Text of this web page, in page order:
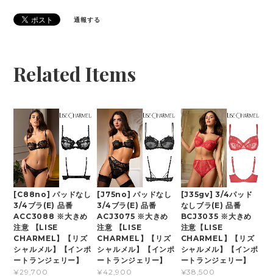
通報する
Related Items
[C88no] パッドなし
3/4ブラ(E) 品番
ACC3088 ※大きめ
注意 【LISE
CHARMEL】【リズ
シャルメル】【インポ
ートランジェリー】
¥29,700
[J75no] パッドなし
3/4ブラ(E) 品番
ACJ3075 ※大きめ
注意 【LISE
CHARMEL】【リズ
シャルメル】【インポ
ートランジェリー】
¥42,900
[J35gv] 3/4パッド
なしブラ(E) 品番
BCJ3035 ※大きめ
注意【LISE
CHARMEL】【リズ
シャルメル】【インポ
ートランジェリー】
¥38,500